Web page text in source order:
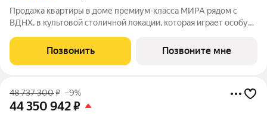
Продажа квартиры в доме премиум-класса МИРА рядом с
ВДНХ, в культовой столичной локации, которая играет особую
квартира площадью 63.96 м расположена в корпусе 3, на 2
этаже 24 этажного дома.
Позвонить Позвоните мне
48 737 300₽ –9%
44 350 942₽